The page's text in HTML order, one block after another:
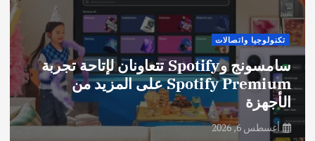
تكنولوجيا واتصالات
سامسونج وSpotify تتعاونان لإتاحة تجربة
Spotify Premium على المزيد من
الأجهزة
أغسطس 6, 2026